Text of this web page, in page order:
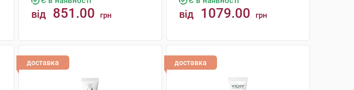
від 851.00 грн від 1079.00 грн
доставка доставка